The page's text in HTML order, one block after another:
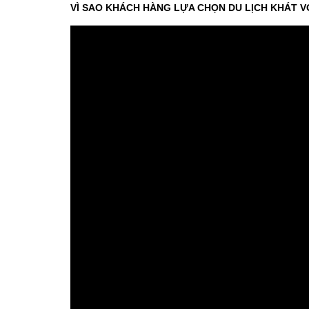
VÌ SAO KHÁCH HÀNG LỰA CHỌN DU LỊCH KHÁT